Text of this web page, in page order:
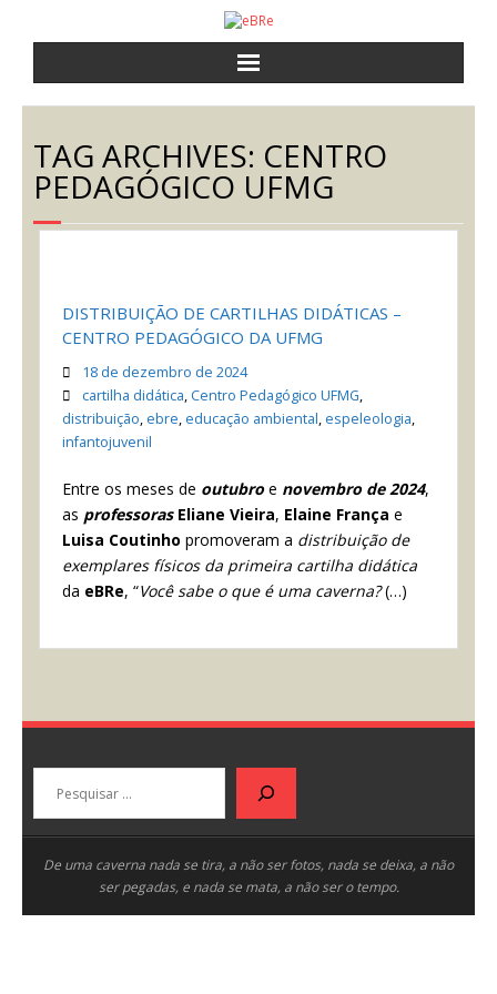
a eBRe
cursos
atividades
contato
TAG ARCHIVES: CENTRO
PEDAGÓGICO UFMG
DISTRIBUIÇÃO DE CARTILHAS DIDÁTICAS –
CENTRO PEDAGÓGICO DA UFMG
18 de dezembro de 2024
cartilha didática,Centro Pedagógico UFMG,
distribuição, ebre, educação ambiental, espeleologia,
infantojuvenil
Entre os meses de outubroe novembro de 2024,
as professoras Eliane Vieira, Elaine França e
Luisa Coutinho promoveram a distribuição de
exemplares físicos da primeira cartilha didática
da eBRe, “Você sabe o que é uma caverna?(…)
De uma caverna nada se tira, a não ser fotos, nada se deixa, a não
ser pegadas, e nada se mata, a não ser o tempo.